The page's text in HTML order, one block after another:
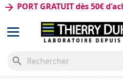
PORT GRATUIT dès 50€ d'achat
search